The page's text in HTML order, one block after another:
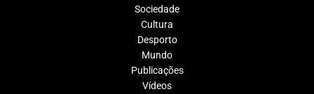
Sociedade
Cultura
Desporto
Mundo
Publicações
Vídeos